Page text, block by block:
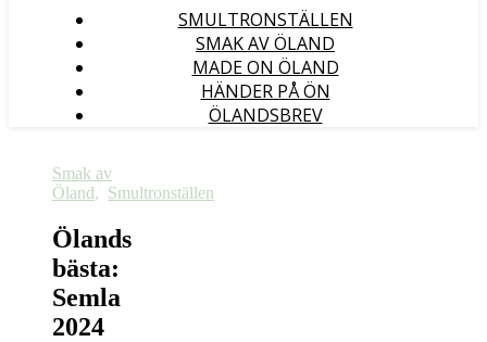
SMULTRONSTÄLLEN
SMAK AV ÖLAND
MADE ON ÖLAND
HÄNDER PÅ ÖN
ÖLANDSBREV
Smak av
Öland, Smultronställen
Ölands
bästa:
Semla
2024